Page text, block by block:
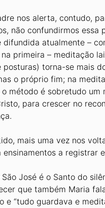
nos alerta, contudo,
não confundirmos essa
difundida atualmente –
primeira – meditação
posturas) torna-se mais
o próprio fim; na
método é sobretudo um
para crescer no
mais uma vez nos
ensinamentos a registrar
José é o Santo do
que também Maria
e “tudo guardava e